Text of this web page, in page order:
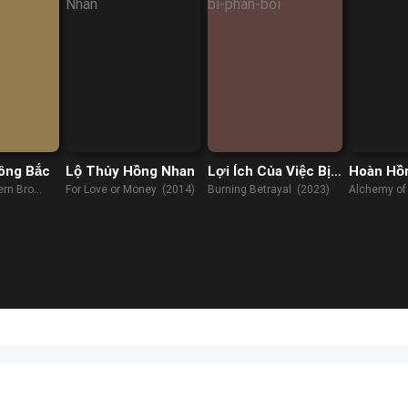
Bắc
Bro
Lộ Thủy Hồng Nhan
For Love or Money (2014)
Lợi Ích Của Việc Bị
Phản Bội
Burning Betrayal (2023)
Hoàn
Alchemy